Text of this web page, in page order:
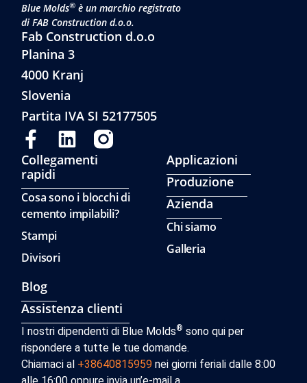
Blue Molds® è un marchio registrato
di FAB Construction d.o.o.
Fab Construction d.o.o
Planina 3
4000 Kranj
Slovenia
Partita IVA SI 52177505
Collegamenti
rapidi
Cosa sono i blocchi di
cemento impilabili?
Stampi
Divisori
Applicazioni
Produzione
Azienda
Chi siamo
Galleria
Blog
Assistenza clienti
I nostri dipendenti di Blue Molds® sono qui per
rispondere a tutte le tue domande.
Chiamaci al +38640815959 nei giorni feriali dalle 8:00
alle 16:00 oppure invia un’e-mail a